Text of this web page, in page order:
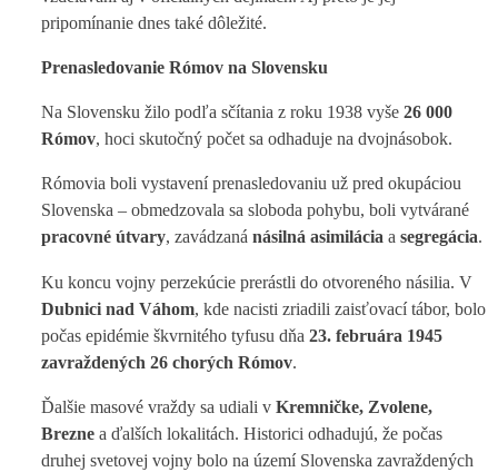
pripomínanie dnes také dôležité.
Prenasledovanie Rómov na Slovensku
Na Slovensku žilo podľa sčítania z roku 1938 vyše 26 000
Rómov, hoci skutočný počet sa odhaduje na dvojnásobok.
Rómovia boli vystavení prenasledovaniu už pred okupáciou
Slovenska – obmedzovala sa sloboda pohybu, boli vytvárané
pracovné útvary, zavádzaná násilná asimiláciaa segregácia.
Ku koncu vojny perzekúcie prerástli do otvoreného násilia. V
Dubnici nad Váhom, kde nacisti zriadili zaisťovací tábor, bolo
počas epidémie škvrnitého tyfusu dňa 23. februára 1945
zavraždených 26 chorých Rómov.
Ďalšie masové vraždy sa udiali v Kremničke, Zvolene,
Breznea ďalších lokalitách. Historici odhadujú, že počas
druhej svetovej vojny bolo na území Slovenska zavraždených